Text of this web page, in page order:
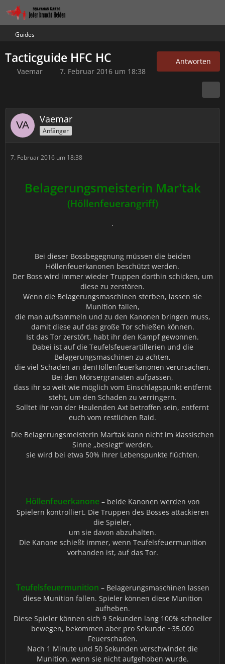
Guides
Tacticguide HFC HC
Vaemar 7. Februar 2016 um 18:38
Antworten
Vaemar
Anfänger
7. Februar 2016 um 18:38
Belagerungsmeisterin Mar'tak
(Höllenfeuerangriff)
Bei dieser Bossbegegnung müssen die beiden
Höllenfeuerkanonen beschützt werden.
Der Boss wird immer wieder Truppen dorthin schicken, um
diese zu zerstören.
Wenn die Belagerungsmaschinen sterben, lassen sie
Munition fallen,
die man aufsammeln und zu den Kanonen bringen muss,
damit diese auf das große Tor schießen können.
Ist das Tor zerstört, habt ihr den Kampf gewonnen.
Dabei ist auf die Teufelsfeuerartillerien und die
Belagerungsmaschinen zu achten,
die viel Schaden an denHöllenfeuerkanonen verursachen.
Bei den Mörsergranaten aufpassen,
dass ihr so weit wie möglich vom Einschlagspunkt entfernt
steht, um den Schaden zu verringern.
Solltet ihr von der Heulenden Axt betroffen sein, entfernt
euch vom restlichen Raid.
Die Belagerungsmeisterin Mar’tak kann nicht im klassischen
Sinne „besiegt“ werden,
sie wird bei etwa 50% ihrer Lebenspunkte flüchten.
Höllenfeuerkanone– beide Kanonen werden von
Spielern kontrolliert. Die Truppen des Bosses attackieren
die Spieler,
um sie davon abzuhalten.
Die Kanone schießt immer, wenn Teufelsfeuermunition
vorhanden ist, auf das Tor.
Teufelsfeuermunition – Belagerungsmaschinen lassen
diese Munition fallen. Spieler können diese Munition
aufheben.
Diese Spieler können sich 9 Sekunden lang 100% schneller
bewegen, bekommen aber pro Sekunde ~35.000
Feuerschaden.
Nach 1 Minute und 50 Sekunden verschwindet die
Munition, wenn sie nicht aufgehoben wurde.